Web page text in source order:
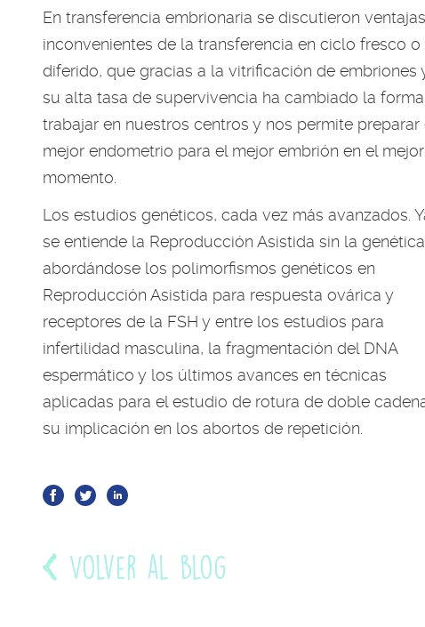
En transferencia embrionaria se discutieron
inconvenientes de la transferencia en ciclo fresco o
diferido, que gracias a la vitrificación de embriones
su alta tasa de supervivencia ha cambiado la
trabajar en nuestros centros y nos permite preparar
mejor endometrio para el mejor embrión en el mejor
momento.
Los estudios genéticos, cada vez más avanzados.
se entiende la Reproducción Asistida sin la
abordándose los polimorfismos genéticos en
Reproducción Asistida para respuesta ovárica y
receptores de la FSH y entre los estudios para
infertilidad masculina, la fragmentación del DNA
espermático y los últimos avances en técnicas
aplicadas para el estudio de rotura de doble
su implicación en los abortos de repetición.
Volver al blog